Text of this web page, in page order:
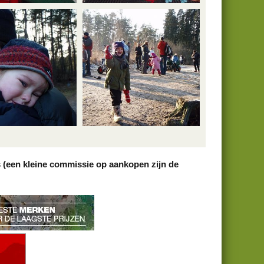
2 jan 2009
PC280080
babelfish
2 jan 2009
0
0
kleine commissie op aankopen zijn de